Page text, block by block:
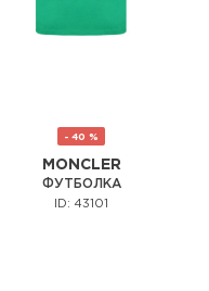
- 40 %
MONCLER
ФУТБОЛКА
ID: 43101